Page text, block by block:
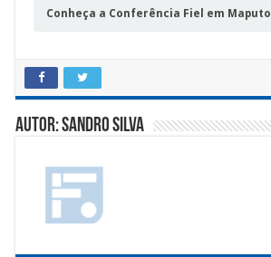
Conheça a Conferência Fiel em Maputo
Autor: Sandro Silva